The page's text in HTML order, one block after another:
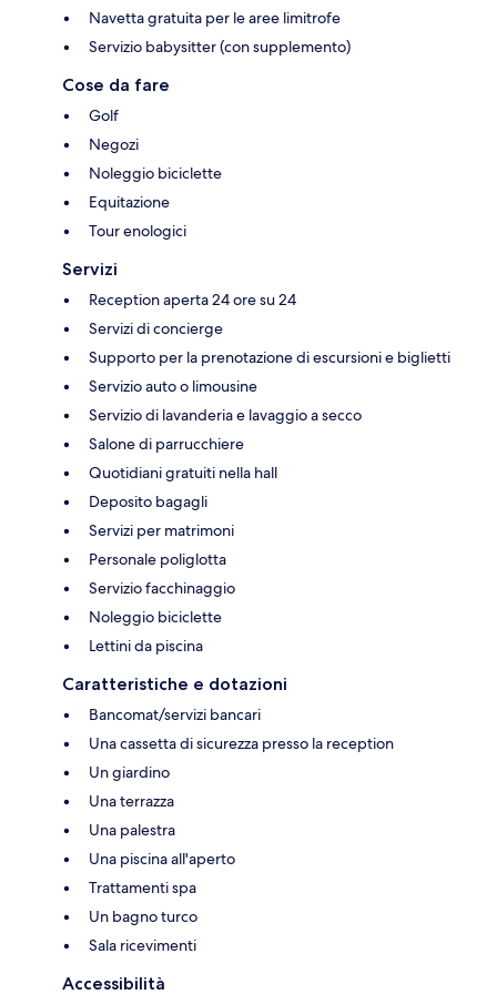
Navetta gratuita per le aree limitrofe
Servizio babysitter (con supplemento)
Cose da fare
Golf
Negozi
Noleggio biciclette
Equitazione
Tour enologici
Servizi
Reception aperta 24 ore su 24
Servizi di concierge
Supporto per la prenotazione di escursioni e biglietti
Servizio auto o limousine
Servizio di lavanderia e lavaggio a secco
Salone di parrucchiere
Quotidiani gratuiti nella hall
Deposito bagagli
Servizi per matrimoni
Personale poliglotta
Servizio facchinaggio
Noleggio biciclette
Lettini da piscina
Caratteristiche e dotazioni
Bancomat/servizi bancari
Una cassetta di sicurezza presso la reception
Un giardino
Una terrazza
Una palestra
Una piscina all'aperto
Trattamenti spa
Un bagno turco
Sala ricevimenti
Accessibilità